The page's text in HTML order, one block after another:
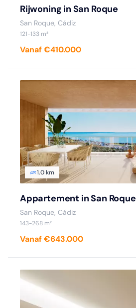
Rijwoning in San Roque
San Roque, Cádiz
121-133 m²
Vanaf €410.000
1.0 km
Appartement in San Roque
San Roque, Cádiz
143-268 m²
Vanaf €643.000